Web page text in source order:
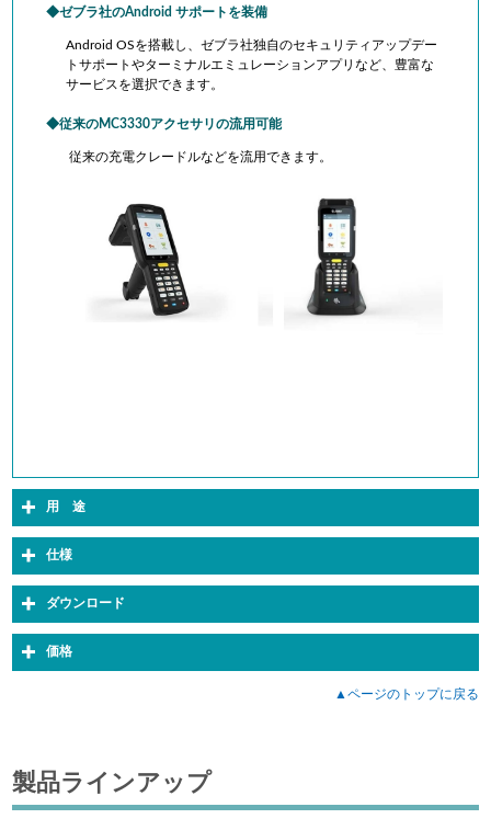
製品ラインアップ
ゼブラ社のAndroid サポートを装備
Android OSを搭載し、ゼブラ社独自のセキュリティアップデー
トサポートやターミナルエミュレーションアプリなど、豊富な
サービスを選択できます。
従来のMC3330アクセサリの流用可能
従来の充電クレードルなどを流用できます。
用 途
仕様
ダウンロード
価格
▲ページのトップに戻る